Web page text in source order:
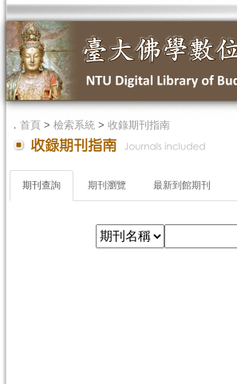
． 首頁 > 檢索系統 > 收錄期刊指南
期刊查詢 期刊瀏覽 最新到館期刊